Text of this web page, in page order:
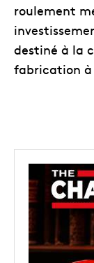
roulement
destiné à la
fabrication